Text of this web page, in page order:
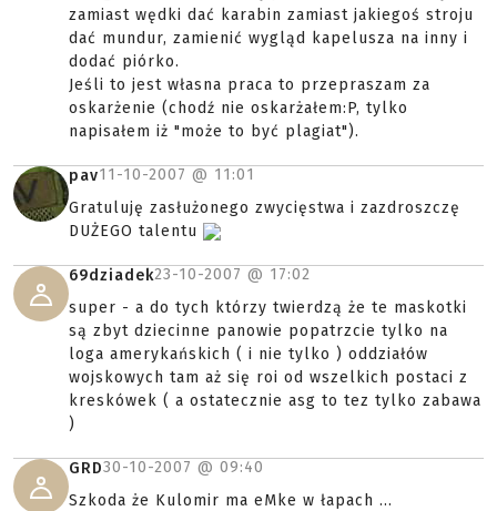
zamiast wędki dać karabin zamiast jakiegoś stroju
dać mundur, zamienić wygląd kapelusza na inny i
dodać piórko.
Jeśli to jest własna praca to przepraszam za
oskarżenie (chodź nie oskarżałem:P, tylko
napisałem iż "może to być plagiat").
pav11-10-2007 @ 11:01
Gratuluję zasłużonego zwycięstwa i zazdroszczę
DUŻEGO talentu
69dziadek23-10-2007 @ 17:02
super - a do tych którzy twierdzą że te maskotki
są zbyt dziecinne panowie popatrzcie tylko na
loga amerykańskich ( i nie tylko ) oddziałów
wojskowych tam aż się roi od wszelkich postaci z
kreskówek ( a ostatecznie asg to tez tylko zabawa
)
GRD30-10-2007 @ 09:40
Szkoda że Kulomir ma eMke w łapach ...